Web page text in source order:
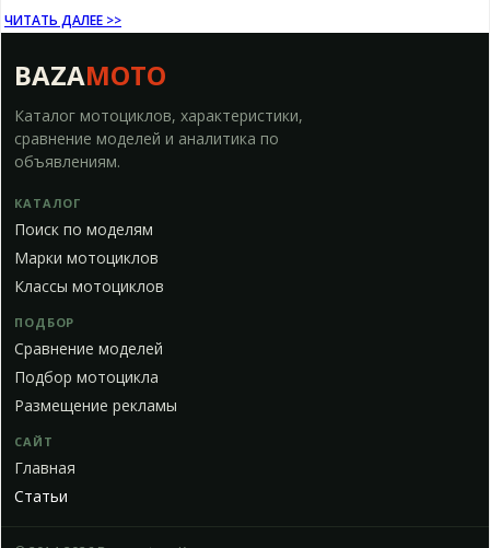
ЧИТАТЬ ДАЛЕЕ >>
BAZAMOTO
Каталог мотоциклов, характеристики,
сравнение моделей и аналитика по
объявлениям.
КАТАЛОГ
Поиск по моделям
Марки мотоциклов
Классы мотоциклов
ПОДБОР
Сравнение моделей
Подбор мотоцикла
Размещение рекламы
САЙТ
Главная
Статьи